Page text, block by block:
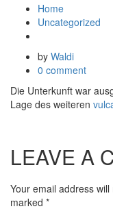
Home
Uncategorized
by Waldi
0 comment
Die Unterkunft war
Lage des weiteren
LEAVE A
Your email address
marked *